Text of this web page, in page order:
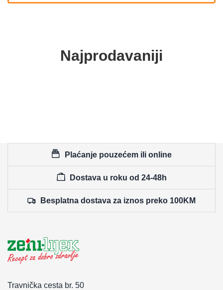
Najprodavaniji
Plaćanje pouzećem ili online
Dostava u roku od 24-48h
Besplatna dostava za iznos preko 100KM
Travnička cesta br. 50